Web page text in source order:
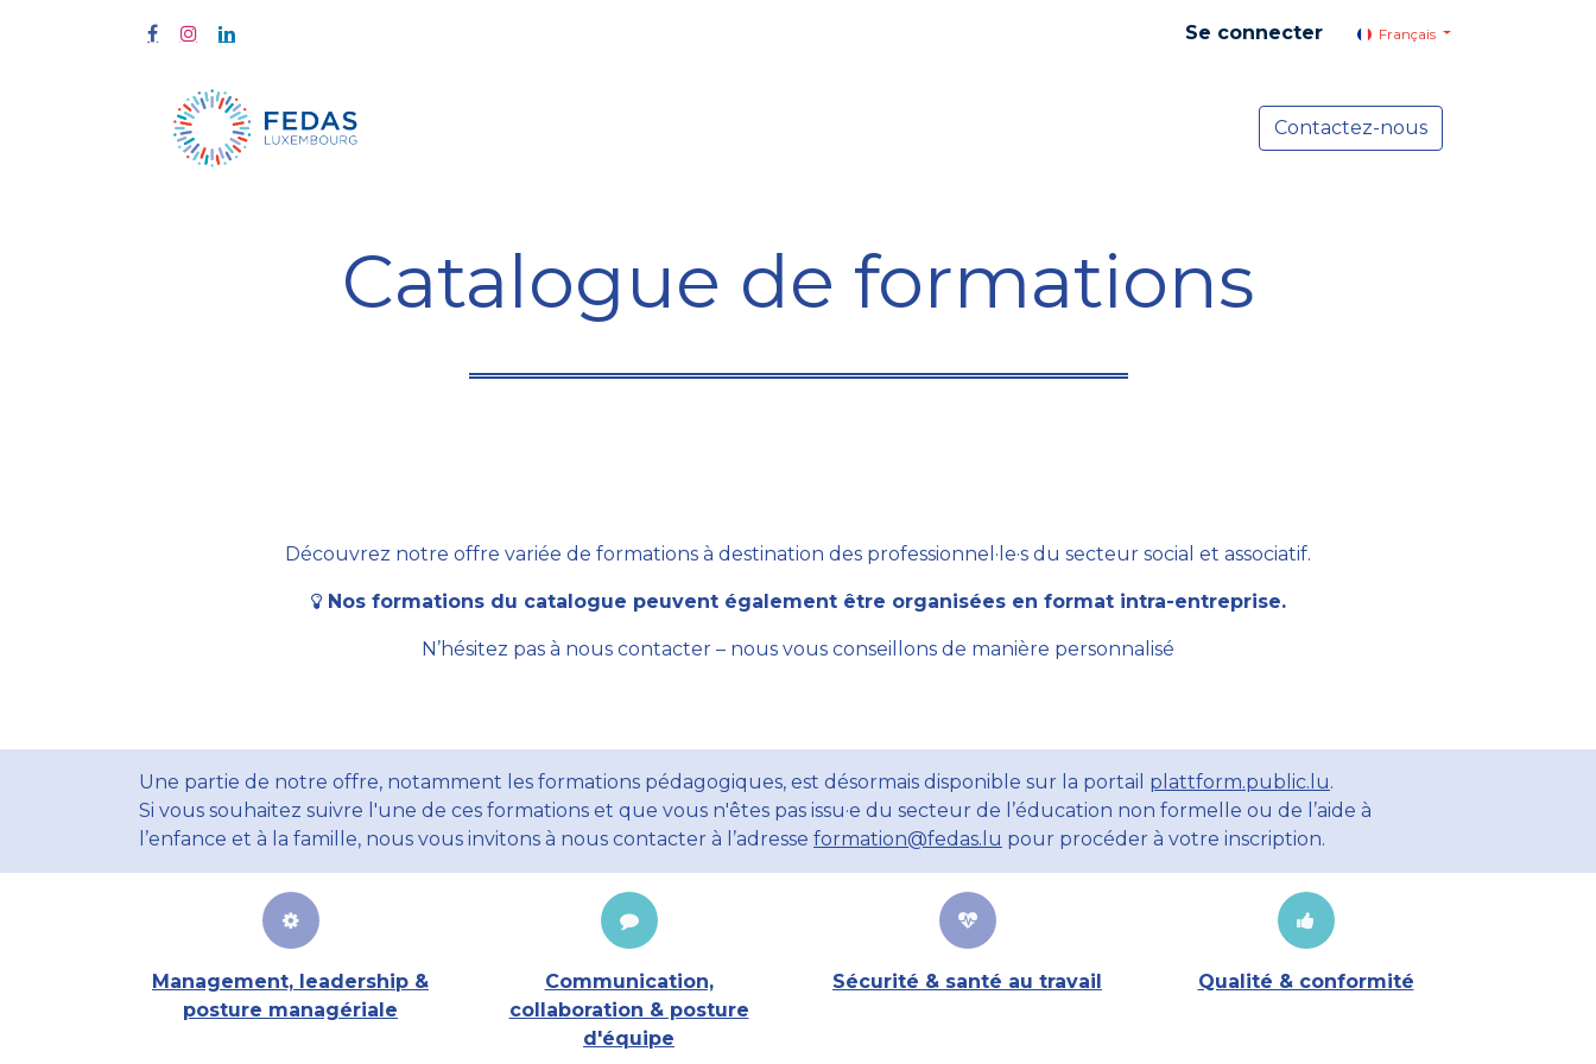
Se connecter Français
Actualités
Contactez-nous
Catalogue de formations
Découvrez notre offre variée de formations à destination des professionnel·le·s du secteur social et associatif.
Nos formations du catalogue peuvent également être organisées en format intra-entreprise.
N’hésitez pas à nous contacter – nous vous conseillons de manière personnalisé
Une partie de notre offre, notamment les formations pédagogiques, est désormais disponible sur la portail plattform.public.lu.
Si vous souhaitez suivre l'une de ces formations et que vous n'êtes pas issu·e du secteur de l’éducation non formelle ou de l’aide à
l’enfance et à la famille, nous vous invitons à nous contacter à l’adresse formation@fedas.lu pour procéder à votre inscription.
Management, leadership &
posture managériale
Communication,
collaboration & posture
d'équipe
Sécurité & santé au travail Qualité & conformité